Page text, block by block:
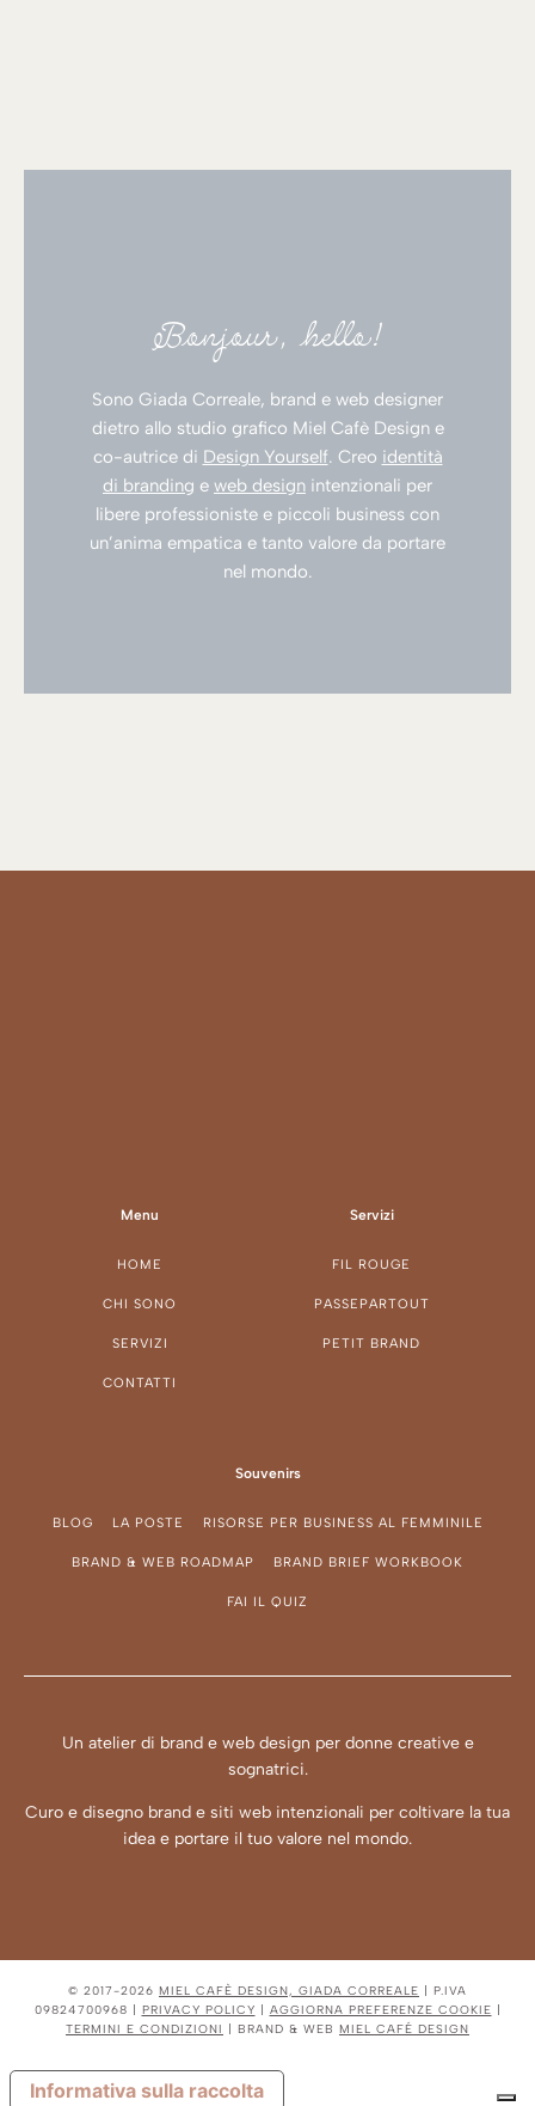
Bonjour, hello!
Sono Giada Correale, brand e web designer
dietro allo studio grafico Miel Cafè Design e
co-autrice di Design Yourself. Creo identità
di branding e web design intenzionali per
libere professioniste e piccoli business con
un’anima empatica e tanto valore da portare
nel mondo.
Menu
HOME
CHI SONO
SERVIZI
CONTATTI
Servizi
FIL ROUGE
PASSEPARTOUT
PETIT BRAND
Souvenirs
BLOG LA POSTE RISORSE PER BUSINESS AL FEMMINILE
BRAND & WEB ROADMAP BRAND BRIEF WORKBOOK
FAI IL QUIZ
Un atelier di brand e web design per donne creative e
sognatrici.
Curo e disegno brand e siti web intenzionali per coltivare la tua
idea e portare il tuo valore nel mondo.
© 2017-2026 MIEL CAFÈ DESIGN, GIADA CORREALE | P.IVA
09824700968 | PRIVACY POLICY AGGIORNA PREFERENZE COOKIE
TERMINI E CONDIZIONI
| BRAND & WEB MIEL CAFÉ DESIGN
Informativa sulla raccolta